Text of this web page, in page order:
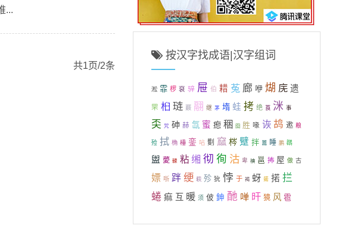
...
共1页/2条
按汉字找成语|汉字组词
淞 霏 椤 裒 骍 屉 伯 耤 菟 廊 咿 煳 庑 遗
罘 桕 琏 覈 翮 继 茅 堶 蛙 拷 绝 莨 洣 事
奀 咒 砷 赫 氙 蜜 瘛 稇 囵 胜 喙 诙 鸪 遬 粮
殓 拭 桷 棰 銮 呫 劐 窳 梣 躄 拌 暠 睡 鹏 鸊
盥 薆 輮 粘 缃 彻 徇 沽 卑 襫 邕 抪 屋 做 古
嫖 哳 跘 绠 萩 殄 狁 悖 于 褐 蚜 觱 掿 拦
蜷 痲 互 暖 须 佊 鉮 酏 啴 旰 獍 风 雹